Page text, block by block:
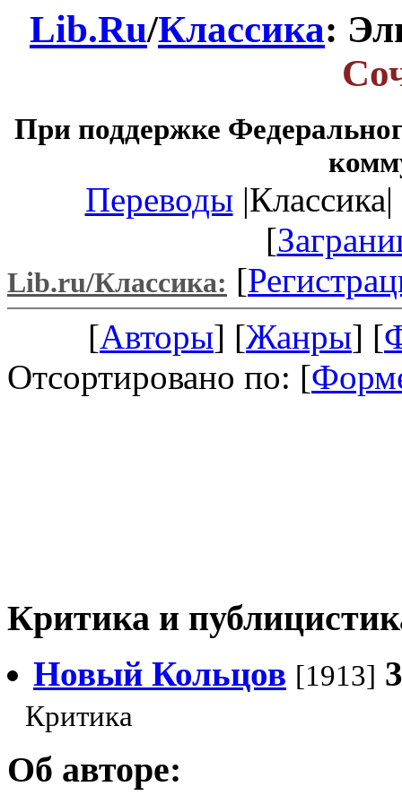
Lib.Ru/Классика:
При поддержке
Переводы
[
Lib.ru/Классика: [
[Авторы] [Жанры] [
Отсортировано по: [
Критика и
Новый Кольцов [1913]
Критика
Об авторе: